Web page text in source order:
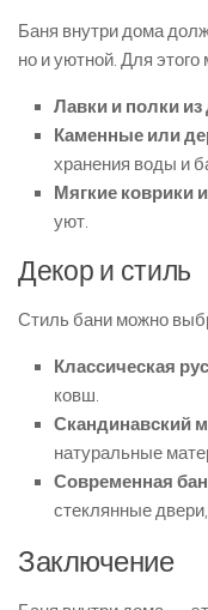
Баня внутри дома
но и уютной. Для
Лавки и полки из
Каменные или
хранения воды и
Мягкие коврики
уют.
Декор и стиль
Стиль бани можно
Классическая
ковш.
Скандинавский
натуральные
Современная
стеклянные
Заключение